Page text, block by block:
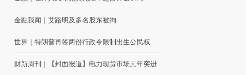
金融我闻 ｜ 艾路明及多名股东被拘
世界 ｜ 特朗普再签两份行政令限制出生公民权
财新周刊 ｜ 【封面报道】电力现货市场元年突进